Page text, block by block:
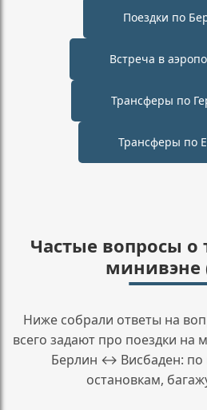
Поездки по
Встреча в
Трансферы по
Трансферы по
Частые вопросы о
минивэне
Ниже собрали ответы на
всего задают про поездки на
Берлин ↔ Висбаден: по
остановкам,